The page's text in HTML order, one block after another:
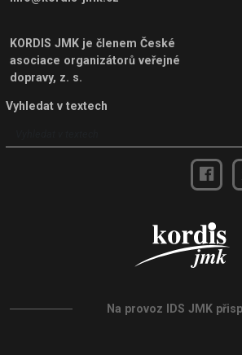
KORDIS JMK je členem České
asociace organizátorů veřejné
dopravy, z. s.
Vyhledat v textech
Na provoz IDS JMK